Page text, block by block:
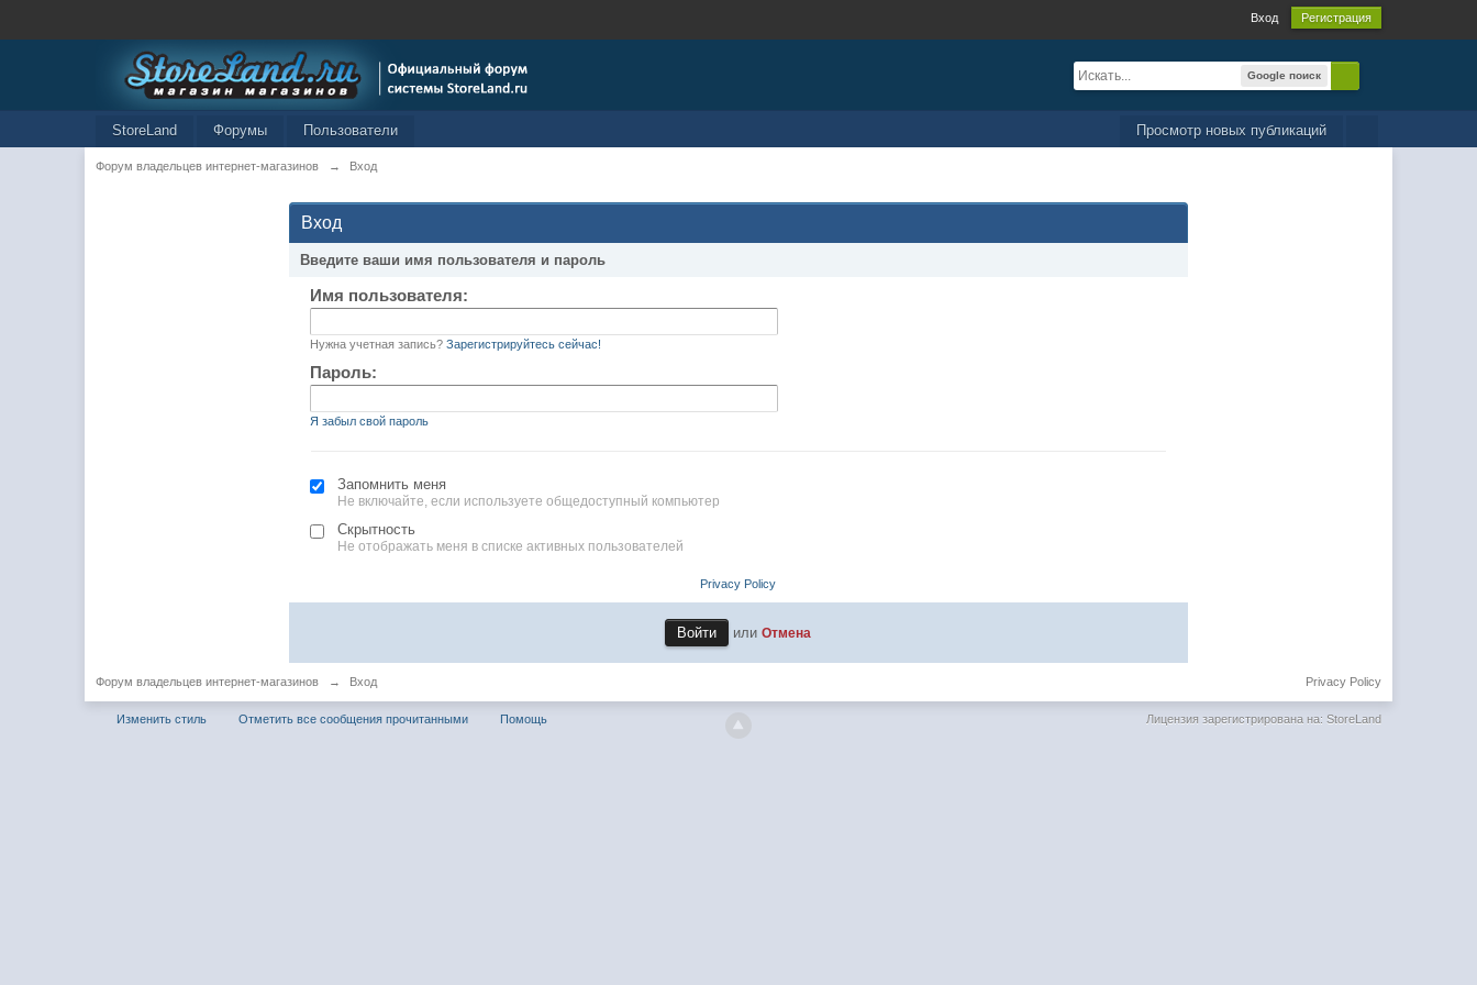
Вход Регистрация
Google поиск
Просмотр новых публикаций
StoreLand Форумы Пользователи
Форум владельцев интернет-магазинов → Вход
Вход
Введите ваши имя пользователя и пароль
Имя пользователя:
Нужна учетная запись? Зарегистрируйтесь сейчас!
Пароль:
Я забыл свой пароль
Запомнить меня
Не включайте, если используете общедоступный компьютер
Скрытность
Не отображать меня в списке активных пользователей
Privacy Policy
илиОтмена
Форум владельцев интернет-магазинов → Вход Privacy Policy
Изменить стиль Отметить все сообщения прочитанными Помощь Лицензия зарегистрирована на: StoreLand